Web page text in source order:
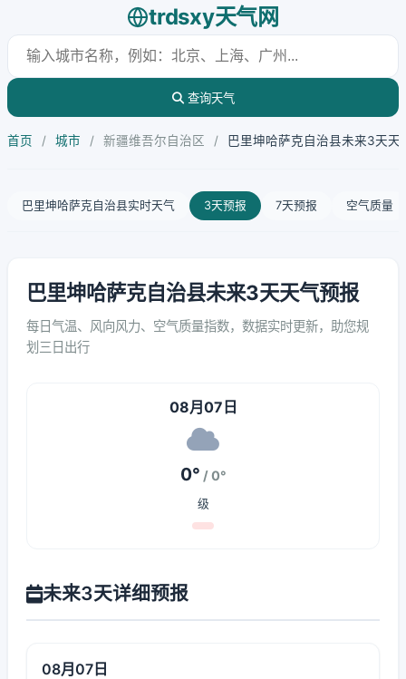
trdsxy天气网
查询天气
首页 / 城市 / 新疆维吾尔自治区 / 巴里坤哈萨克自治县未来3天天
巴里坤哈萨克自治县实时天气 3天预报 7天预报 空气质量
巴里坤哈萨克自治县未来3天天气预报
每日气温、风向风力、空气质量指数，数据实时更新，助您规
划三日出行
08月07日
0° / 0°
级
未来3天详细预报
08月07日